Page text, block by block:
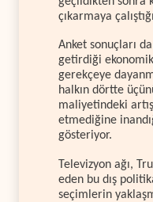
çıkarmaya
Anket sonuçları
getirdiği
gerekçeye
halkın dörtte
maliyetindeki
etmediğine
gösteriyor.
Televizyon ağı,
eden bu dış
seçimlerin